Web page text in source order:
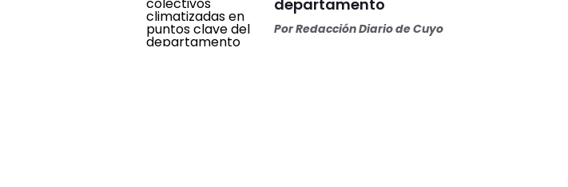
departamento
PorRedacción Diario de Cuyo